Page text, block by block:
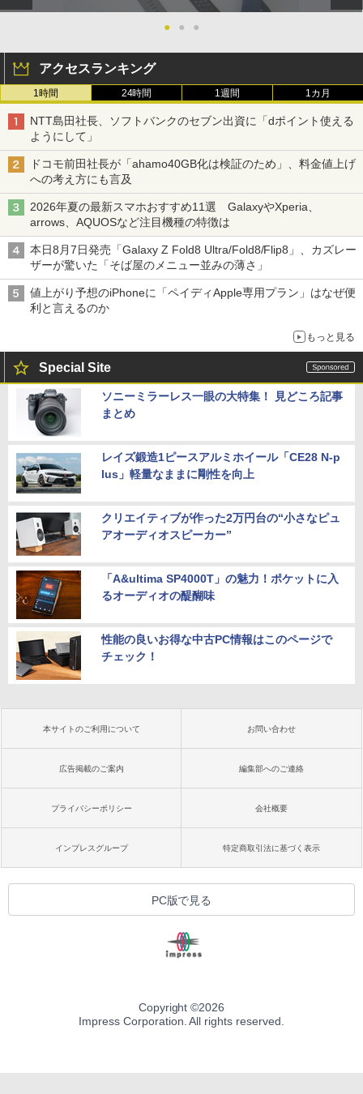
● ● ●
アクセスランキング
1時間 24時間 1週間 1カ月
NTT島田社長、ソフトバンクのセブン出資に「dポイント使える
ようにして」
ドコモ前田社長が「ahamo40GB化は検証のため」、料金値上げ
への考え方にも言及
2026年夏の最新スマホおすすめ11選 GalaxyやXperia、
arrows、AQUOSなど注目機種の特徴は
本日8月7日発売「Galaxy Z Fold8 Ultra/Fold8/Flip8」、カズレー
ザーが驚いた「そば屋のメニュー並みの薄さ」
値上がり予想のiPhoneに「ペイディApple専用プラン」はなぜ便
利と言えるのか
もっと見る
Special Site
ソニーミラーレス一眼の大特集！ 見どころ記事
まとめ
レイズ鍛造1ピースアルミホイール「CE28 N-p
lus」軽量なままに剛性を向上
クリエイティブが作った2万円台の“小さなピュ
アオーディオスピーカー”
「A&ultima SP4000T」の魅力！ポケットに入
るオーディオの醍醐味
性能の良いお得な中古PC情報はこのページで
チェック！
本サイトのご利用について お問い合わせ
広告掲載のご案内 編集部へのご連絡
プライバシーポリシー 会社概要
インプレスグループ 特定商取引法に基づく表示
PC版で見る
Copyright ©2026
Impress Corporation. All rights reserved.